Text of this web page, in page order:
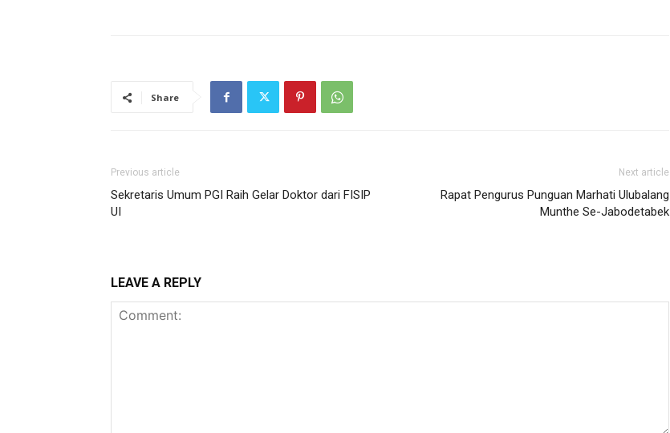
Share
Previous article
Sekretaris Umum PGI Raih Gelar Doktor dari FISIP
UI
Next article
Rapat Pengurus Punguan Marhati Ulubalang
Munthe Se-Jabodetabek
LEAVE A REPLY